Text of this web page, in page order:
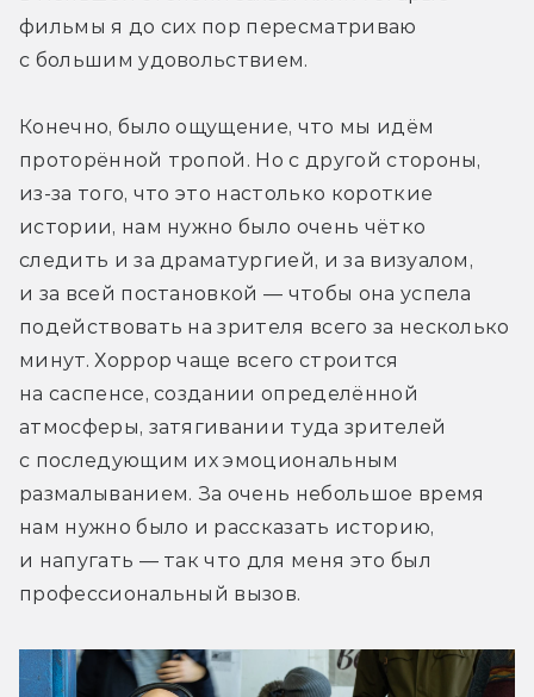
фильмы я до сих пор пересматриваю
с большим удовольствием.
Конечно, было ощущение, что мы идём
проторённой тропой. Но с другой стороны,
из-за того, что это настолько короткие
истории, нам нужно было очень чётко
следить и за драматургией, и за визуалом,
и за всей постановкой — чтобы она успела
подействовать на зрителя всего за несколько
минут. Хоррор чаще всего строится
на саспенсе, создании определённой
атмосферы, затягивании туда зрителей
с последующим их эмоциональным
размалыванием. За очень небольшое время
нам нужно было и рассказать историю,
и напугать — так что для меня это был
профессиональный вызов.